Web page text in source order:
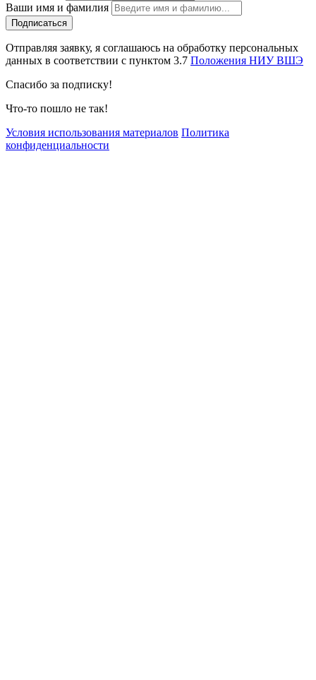
Ваши имя и фамилия
Отправляя заявку, я соглашаюсь на обработку персональных
данных в соответствии с пунктом 3.7 Положения НИУ ВШЭ
Спасибо за подписку!
Что-то пошло не так!
Условия использования материалов Политика
конфиденциальности